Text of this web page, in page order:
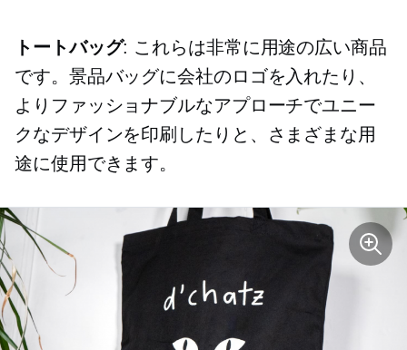
トートバッグ: これらは非常に用途の広い商品
です。景品バッグに会社のロゴを入れたり、
よりファッショナブルなアプローチでユニー
クなデザインを印刷したりと、さまざまな用
途に使用できます。